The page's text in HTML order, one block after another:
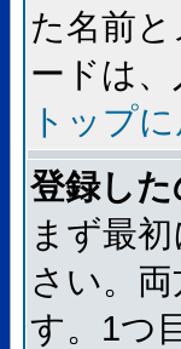
た名前
ードは
トップ
登録し
まず最
さい。
す。1つ